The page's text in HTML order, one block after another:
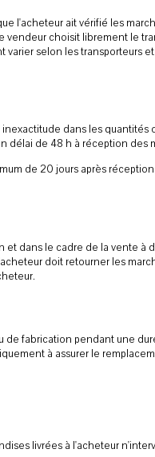
l'acheteur ait vérifié les
choisit librement le
selon les
dans les
délai de 48 h à réception des
de 20 jours après
dans le cadre de la vente
doit retourner les
fabrication pendant une
à assurer le
livrées à l'acheteur